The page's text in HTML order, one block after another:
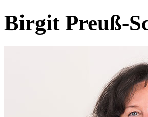
Birgit Preuß-